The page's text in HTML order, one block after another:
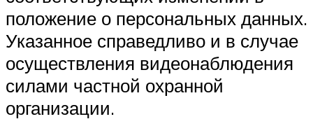
положение о персональных данных.
Указанное справедливо и в случае
осуществления видеонаблюдения
силами частной охранной
организации.